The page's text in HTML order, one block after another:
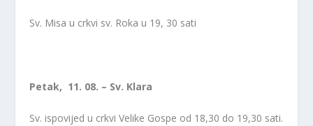
Sv. Misa u crkvi sv. Roka u 19, 30 sati
Petak, 11. 08. – Sv. Klara
Sv. ispovijed u crkvi Velike Gospe od 18,30 do 19,30 sati.